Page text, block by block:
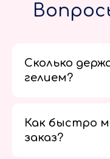
Сколько
гелием?
Как быстро
заказ?